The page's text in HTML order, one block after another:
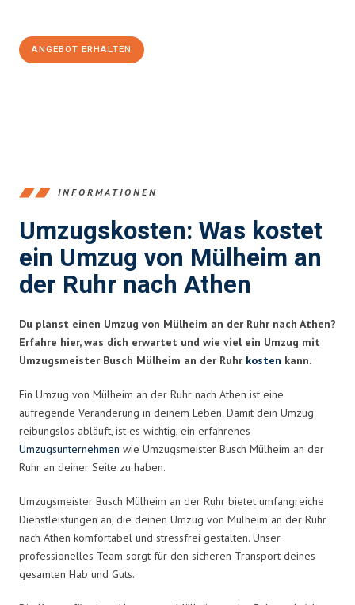
ANGEBOT ERHALTEN
INFORMATIONEN
Umzugskosten: Was kostet
ein Umzug von Mülheim an
der Ruhr nach Athen
Du planst einen Umzug von Mülheim an der Ruhr nach Athen?
Erfahre hier, was dich erwartet und wie viel ein Umzug mit
Umzugsmeister Busch Mülheim an der Ruhr kosten kann.
Ein Umzug von Mülheim an der Ruhr nach Athen ist eine
aufregende Veränderung in deinem Leben. Damit dein Umzug
reibungslos abläuft, ist es wichtig, ein erfahrenes
Umzugsunternehmen wie Umzugsmeister Busch Mülheim an der
Ruhr an deiner Seite zu haben.
Umzugsmeister Busch Mülheim an der Ruhr bietet umfangreiche
Dienstleistungen an, die deinen Umzug von Mülheim an der Ruhr
nach Athen komfortabel und stressfrei gestalten. Unser
professionelles Team sorgt für den sicheren Transport deines
gesamten Hab und Guts.